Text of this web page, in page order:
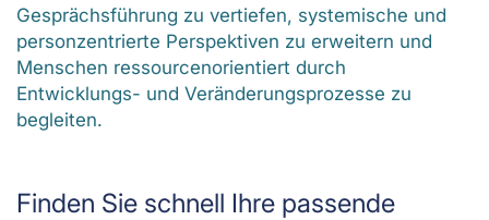
Gesprächsführung zu vertiefen, systemische und
personzentrierte Perspektiven zu erweitern und
Menschen ressourcenorientiert durch
Entwicklungs- und Veränderungsprozesse zu
begleiten.
Finden Sie schnell Ihre passende